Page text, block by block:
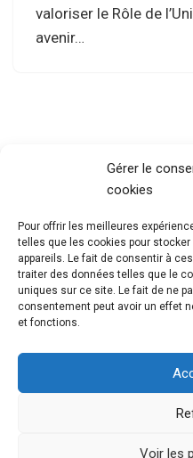
Gérer le
cookies
Pour offrir les meilleures
telles que les cookies pour
appareils. Le fait de consentir à
traiter des données telles que le
uniques sur ce site. Le fait de ne
consentement peut avoir un effet
et fonctions.
Voir les
valoriser le Rôle de
avenir…